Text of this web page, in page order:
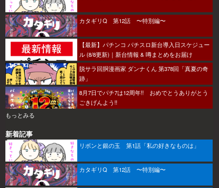
カタギリQ 第12話 〜特別編〜
【最新】パチンコ パチスロ新台導入日スケジュー
ル (8/8更新)｜新台情報 & 噂まとめをお届け
脱サラ回胴漫画家 ダンナくん 第378回「真夏の奇
跡」
8月7日でパチ7は12周年!! おめでとうありがとう
ごきげんよう!!
もっとみる
新着記事
リボンと銀の玉 第1話「私の好きなものは」
カタギリQ 第12話 〜特別編〜